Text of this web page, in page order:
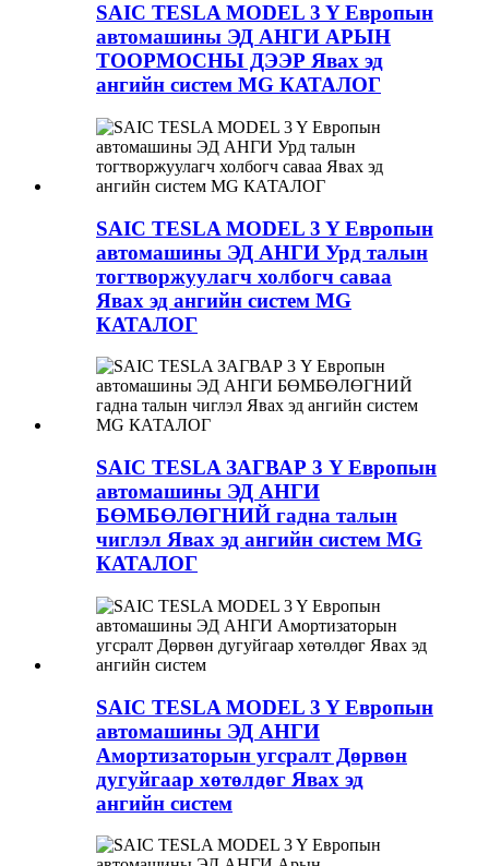
SAIC TESLA MODEL 3 Y Европын
автомашины ЭД АНГИ АРЫН
ТООРМОСНЫ ДЭЭР Явах эд
ангийн систем MG КАТАЛОГ
SAIC TESLA MODEL 3 Y Европын
автомашины ЭД АНГИ Урд талын
тогтворжуулагч холбогч саваа
Явах эд ангийн систем MG
КАТАЛОГ
SAIC TESLA ЗАГВАР 3 Y Европын
автомашины ЭД АНГИ
БӨМБӨЛӨГНИЙ гадна талын
чиглэл Явах эд ангийн систем MG
КАТАЛОГ
SAIC TESLA MODEL 3 Y Европын
автомашины ЭД АНГИ
Амортизаторын угсралт Дөрвөн
дугуйгаар хөтөлдөг Явах эд
ангийн систем